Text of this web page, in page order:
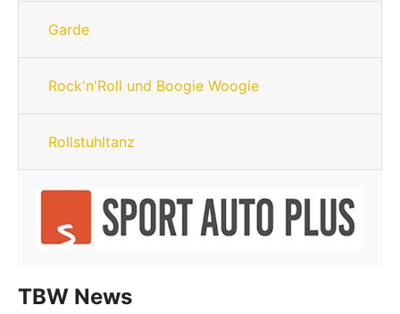
Garde
Rock'n'Roll und Boogie Woogie
Rollstuhltanz
TBW News